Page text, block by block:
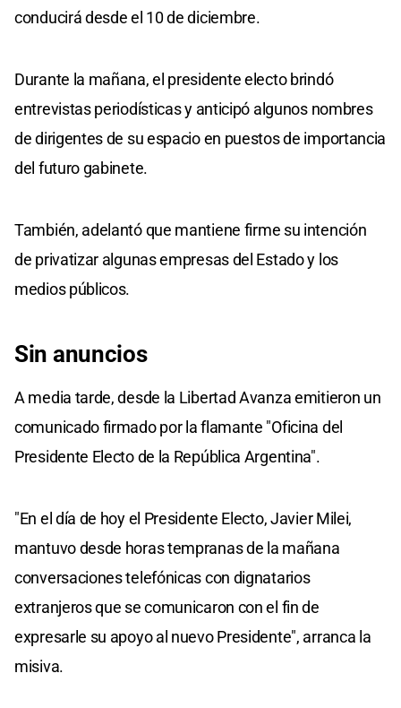
conducirá desde el 10 de diciembre.
Durante la mañana, el presidente electo brindó
entrevistas periodísticas y anticipó algunos nombres
de dirigentes de su espacio en puestos de importancia
del futuro gabinete.
También, adelantó que mantiene firme su intención
de privatizar algunas empresas del Estado y los
medios públicos.
Sin anuncios
A media tarde, desde la Libertad Avanza emitieron un
comunicado firmado por la flamante "Oficina del
Presidente Electo de la República Argentina".
"En el día de hoy el Presidente Electo, Javier Milei,
mantuvo desde horas tempranas de la mañana
conversaciones telefónicas con dignatarios
extranjeros que se comunicaron con el fin de
expresarle su apoyo al nuevo Presidente", arranca la
misiva.